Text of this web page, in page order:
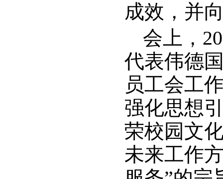
成效，并
会上，
代表伟德
员工会工
强化思想
荣校园文
未来工作